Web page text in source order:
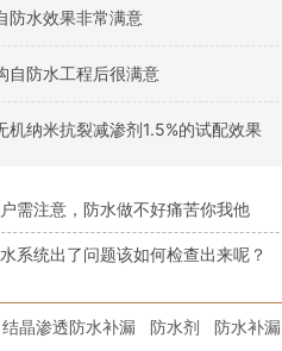
防水效果非常满意
自防水工程后很满意
机纳米抗裂减渗剂1.5%的试配效果
需注意，防水做不好痛苦你我他
系统出了问题该如何检查出来呢？
结晶渗透防水补漏 防水剂 防水补漏